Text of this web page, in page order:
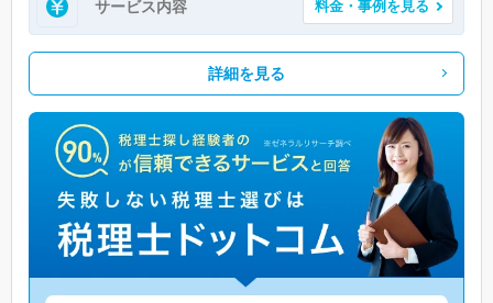
サービス内容 料金・事例を見る
詳細を見る